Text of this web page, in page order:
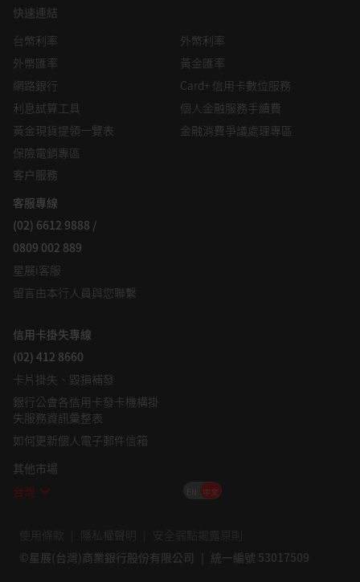
快速連結
台幣利率
外幣利率
外幣匯率
黃金匯率
網路銀行
Card+ 信用卡數位服務
利息試算工具
個人金融服務手續費
黃金現貨提領一覽表
金融消費爭議處理專區
保險電銷專區
客户服務
客服專線
(02) 6612 9888 /
0809 002 889
星展i客服
留言由本行人員與您聯繫
信用卡掛失專線
(02) 412 8660
卡片掛失、毀損補發
銀行公會各信用卡發卡機構掛
失服務資訊彙整表
如何更新個人電子郵件信箱
其他市場
台灣
EN 中文
使用條款 隱私權聲明
安全弱點揭露原則
©星展(台灣)商業銀行股份有限公司
統一編號 53017509